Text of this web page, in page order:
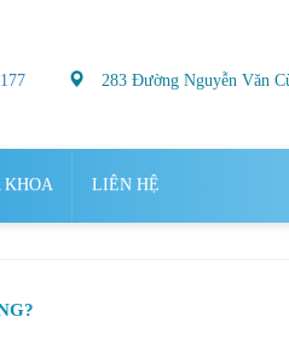
283 Đường Nguyễn Văn
KHOA LIÊN HỆ